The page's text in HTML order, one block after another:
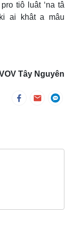
tiô luât ‘na tâ
ai khât a mâu
Tây Nguyên